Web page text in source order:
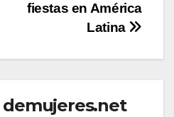
fiestas en América
Latina
demujeres.net